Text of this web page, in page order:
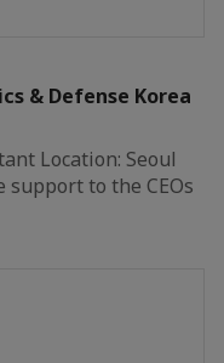
& Defense Korea
Location: Seoul
support to the CEOs